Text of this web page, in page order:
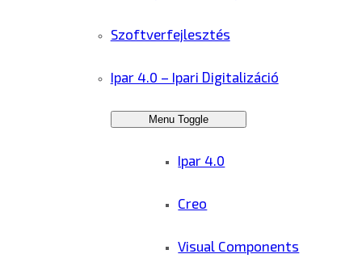
Szoftverfejlesztés
Ipar 4.0 – Ipari Digitalizáció
Menu Toggle
Ipar 4.0
Creo
Visual Components